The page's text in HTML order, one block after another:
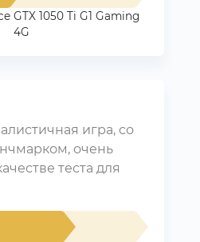
GTX 1050 Ti G1 Gaming
4G
игра, со
очень
теста для